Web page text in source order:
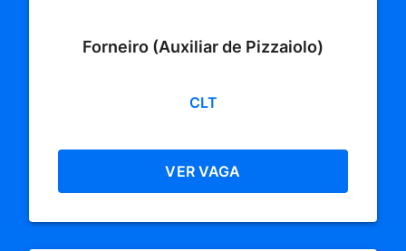
Forneiro (Auxiliar de Pizzaiolo)
CLT
VER VAGA